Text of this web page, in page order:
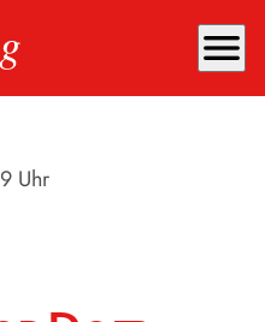
menu
Uhr